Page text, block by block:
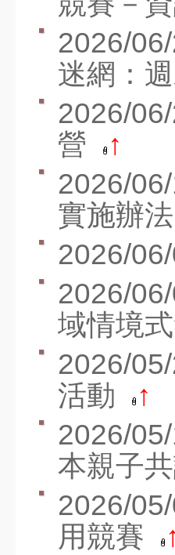
開學日
六年級游泳教學(下
午) @蘭卡威游泳池
智慧校園
交安教育專區
七賢資源
公布欄
競賽活動
公開觀課平台
課程計畫
課後照顧安全檢查
活動影片
美術班課程計畫114
美術班課程計畫115
捐款名單
2026/
迷網：
2026/
營
↑
2026/
實施辦
2026/
2026/
域情境
2026/
活動
↑
2026/
本親子
2026/
用競賽